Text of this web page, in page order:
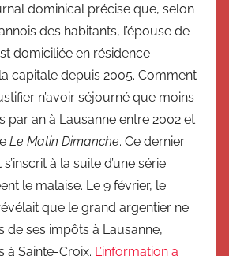
dominical précise que, selon
des habitants, l’épouse de
domiciliée en résidence
capitale depuis 2005. Comment
n’avoir séjourné que moins
par an à Lausanne entre 2002 et
Le Matin Dimanche. Ce dernier
à la suite d’une série
le malaise. Le 9 février, le
que le grand argentier ne
de ses impôts à Lausanne,
à Sainte-Croix. L’information a